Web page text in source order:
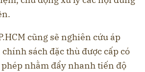
cũng sẽ nghiên cứu áp
chính sách đặc thù được cấp có
nhằm đẩy nhanh tiến độ